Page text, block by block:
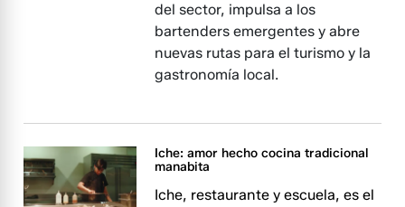
del sector, impulsa a los
bartenders emergentes y abre
nuevas rutas para el turismo y la
gastronomía local.
Iche: amor hecho cocina tradicional
manabita
Iche, restaurante y escuela, es el